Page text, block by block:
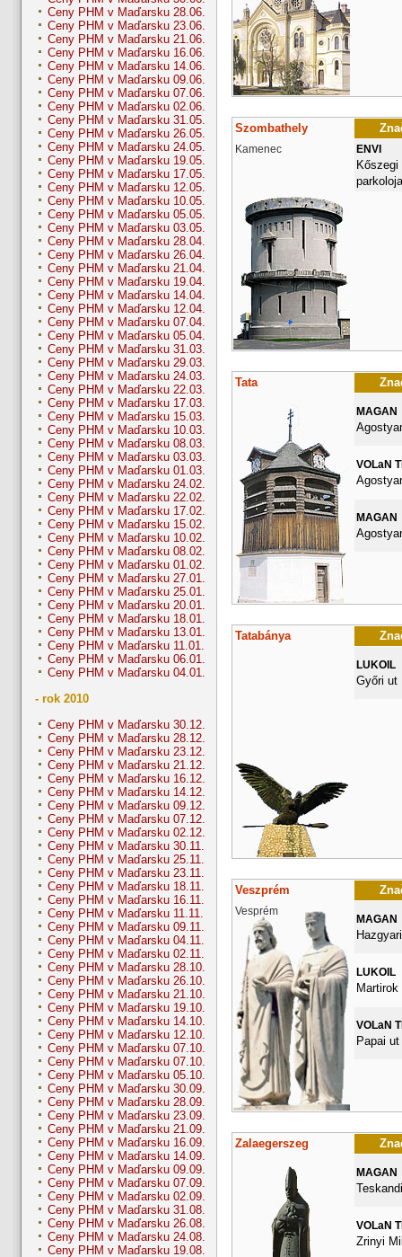
Ceny PHM v Maďarsku 28.06.
Ceny PHM v Maďarsku 23.06.
Ceny PHM v Maďarsku 21.06.
Ceny PHM v Maďarsku 16.06.
Ceny PHM v Maďarsku 14.06.
Ceny PHM v Maďarsku 09.06.
Ceny PHM v Maďarsku 07.06.
Ceny PHM v Maďarsku 02.06.
Ceny PHM v Maďarsku 31.05.
Ceny PHM v Maďarsku 26.05.
Ceny PHM v Maďarsku 24.05.
Ceny PHM v Maďarsku 19.05.
Ceny PHM v Maďarsku 17.05.
Ceny PHM v Maďarsku 12.05.
Ceny PHM v Maďarsku 10.05.
Ceny PHM v Maďarsku 05.05.
Ceny PHM v Maďarsku 03.05.
Ceny PHM v Maďarsku 28.04.
Ceny PHM v Maďarsku 26.04.
Ceny PHM v Maďarsku 21.04.
Ceny PHM v Maďarsku 19.04.
Ceny PHM v Maďarsku 14.04.
Ceny PHM v Maďarsku 12.04.
Ceny PHM v Maďarsku 07.04.
Ceny PHM v Maďarsku 05.04.
Ceny PHM v Maďarsku 31.03.
Ceny PHM v Maďarsku 29.03.
Ceny PHM v Maďarsku 24.03.
Ceny PHM v Maďarsku 22.03.
Ceny PHM v Maďarsku 17.03.
Ceny PHM v Maďarsku 15.03.
Ceny PHM v Maďarsku 10.03.
Ceny PHM v Maďarsku 08.03.
Ceny PHM v Maďarsku 03.03.
Ceny PHM v Maďarsku 01.03.
Ceny PHM v Maďarsku 24.02.
Ceny PHM v Maďarsku 22.02.
Ceny PHM v Maďarsku 17.02.
Ceny PHM v Maďarsku 15.02.
Ceny PHM v Maďarsku 10.02.
Ceny PHM v Maďarsku 08.02.
Ceny PHM v Maďarsku 01.02.
Ceny PHM v Maďarsku 27.01.
Ceny PHM v Maďarsku 25.01.
Ceny PHM v Maďarsku 20.01.
Ceny PHM v Maďarsku 18.01.
Ceny PHM v Maďarsku 13.01.
Ceny PHM v Maďarsku 11.01.
Ceny PHM v Maďarsku 06.01.
Ceny PHM v Maďarsku 04.01.
- rok 2010
Ceny PHM v Maďarsku 30.12.
Ceny PHM v Maďarsku 28.12.
Ceny PHM v Maďarsku 23.12.
Ceny PHM v Maďarsku 21.12.
Ceny PHM v Maďarsku 16.12.
Ceny PHM v Maďarsku 14.12.
Ceny PHM v Maďarsku 09.12.
Ceny PHM v Maďarsku 07.12.
Ceny PHM v Maďarsku 02.12.
Ceny PHM v Maďarsku 30.11.
Ceny PHM v Maďarsku 25.11.
Ceny PHM v Maďarsku 23.11.
Ceny PHM v Maďarsku 18.11.
Ceny PHM v Maďarsku 16.11.
Ceny PHM v Maďarsku 11.11.
Ceny PHM v Maďarsku 09.11.
Ceny PHM v Maďarsku 04.11.
Ceny PHM v Maďarsku 02.11.
Ceny PHM v Maďarsku 28.10.
Ceny PHM v Maďarsku 26.10.
Ceny PHM v Maďarsku 21.10.
Ceny PHM v Maďarsku 19.10.
Ceny PHM v Maďarsku 14.10.
Ceny PHM v Maďarsku 12.10.
Ceny PHM v Maďarsku 07.10.
Ceny PHM v Maďarsku 07.10.
Ceny PHM v Maďarsku 05.10.
Ceny PHM v Maďarsku 30.09.
Ceny PHM v Maďarsku 28.09.
Ceny PHM v Maďarsku 23.09.
Ceny PHM v Maďarsku 21.09.
Ceny PHM v Maďarsku 16.09.
Ceny PHM v Maďarsku 14.09.
Ceny PHM v Maďarsku 09.09.
Ceny PHM v Maďarsku 07.09.
Ceny PHM v Maďarsku 02.09.
Ceny PHM v Maďarsku 31.08.
Ceny PHM v Maďarsku 26.08.
Ceny PHM v Maďarsku 24.08.
Ceny PHM v Maďarsku 19.08.
Szombathely
Kamenec ENVI
Kőszegi
Tata
MAGAN
VOLaN
MAGAN
Tatabánya
LUKOIL
Győri ut
Veszprém
Vesprém
MAGAN
LUKOIL
VOLaN
Papai ut
Zalaegerszeg
MAGAN
VOLaN
Zrinyi